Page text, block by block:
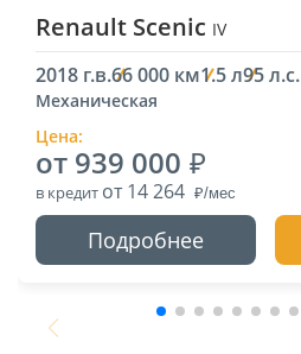
Renault Scenic IV
2018 г.в.66 000 км1.5 л95 л.с.
Механическая
Цена:
от 939 000
в кредит от 14 264
Подробнее